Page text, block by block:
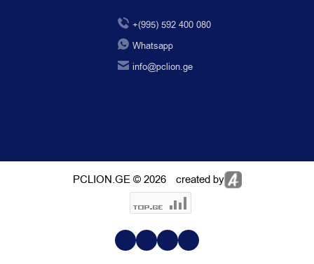
+(995) 592 400 080
Whatsapp
info@pclion.ge
PCLION.GE © 2026 created by